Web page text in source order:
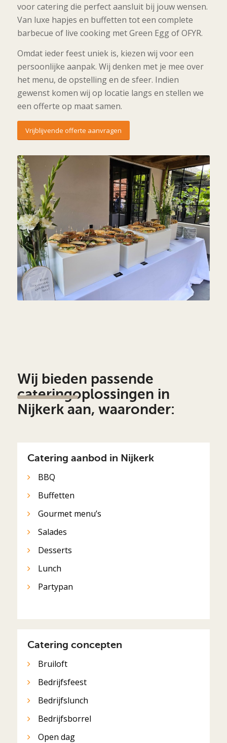
voor catering die perfect aansluit bij jouw wensen.
Van luxe hapjes en buffetten tot een complete
barbecue of live cooking met Green Egg of OFYR.
Omdat ieder feest uniek is, kiezen wij voor een
persoonlijke aanpak. Wij denken met je mee over
het menu, de opstelling en de sfeer. Indien
gewenst komen wij op locatie langs en stellen we
een offerte op maat samen.
Vrijblijvende offerte aanvragen
Wij bieden passende
cateringoplossingen in
Nijkerk aan, waaronder:
Catering aanbod in Nijkerk
BBQ
Buffetten
Gourmet menu’s
Salades
Desserts
Lunch
Partypan
Catering concepten
Bruiloft
Bedrijfsfeest
Bedrijfslunch
Bedrijfsborrel
Open dag